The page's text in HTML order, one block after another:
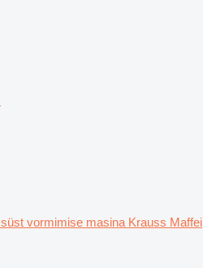
süst vormimise masina Krauss Maffei